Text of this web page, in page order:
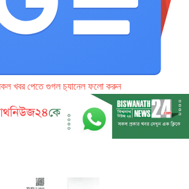
খবর পেতে গুগল চ‌্যানেল ফলো করুন